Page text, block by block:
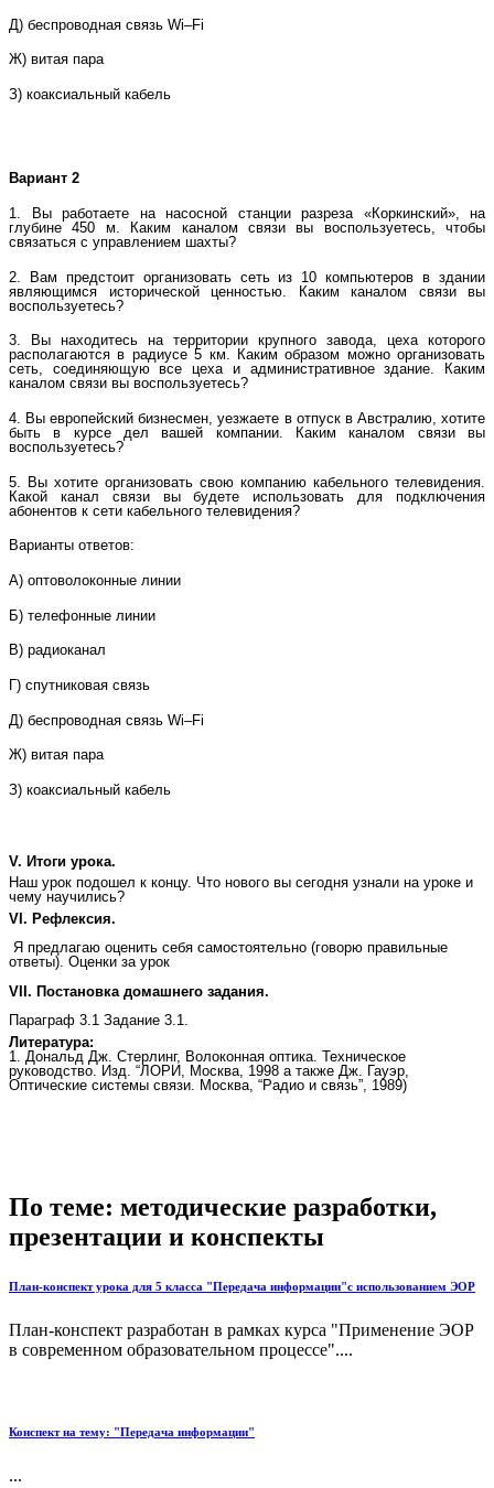
Д) беcпроводная связь Wi–Fi
Ж) витая пара
З) коаксиальный кабель
Вариант 2
1. Вы работаете на насосной станции разреза «Коркинский», на
глубине 450 м. Каким каналом связи вы воспользуетесь, чтобы
связаться с управлением шахты?
2. Вам предстоит организовать сеть из 10 компьютеров в здании
являющимся исторической ценностью. Каким каналом связи вы
воспользуетесь?
3. Вы находитесь на территории крупного завода, цеха которого
располагаются в радиусе 5 км. Каким образом можно организовать
сеть, соединяющую все цеха и административное здание. Каким
каналом связи вы воспользуетесь?
4. Вы европейский бизнесмен, уезжаете в отпуск в Австралию, хотите
быть в курсе дел вашей компании. Каким каналом связи вы
воспользуетесь?
5. Вы хотите организовать свою компанию кабельного телевидения.
Какой канал связи вы будете использовать для подключения
абонентов к сети кабельного телевидения?
Варианты ответов:
А) оптоволоконные линии
Б) телефонные линии
В) радиоканал
Г) спутниковая связь
Д) беcпроводная связь Wi–Fi
Ж) витая пара
З) коаксиальный кабель
V. Итоги урока.
Наш урок подошел к концу. Что нового вы сегодня узнали на уроке и
чему научились?
VI. Рефлексия.
Я предлагаю оценить себя самостоятельно (говорю правильные
ответы). Оценки за урок
VII. Постановка домашнего задания.
Параграф 3.1 Задание 3.1.
Литература:
1. Дональд Дж. Стерлинг, Волоконная оптика. Техническое
руководство. Изд. “ЛОРИ, Москва, 1998 а также Дж. Гауэр,
Оптические системы связи. Москва, “Радио и связь”, 1989)
По теме: методические разработки,
презентации и конспекты
План-конспект урока для 5 класса "Передача информации"с использованием ЭОР
План-конспект разработан в рамках курса "Применение ЭОР
в современном образовательном процессе"....
Конспект на тему: "Передача информации"
...